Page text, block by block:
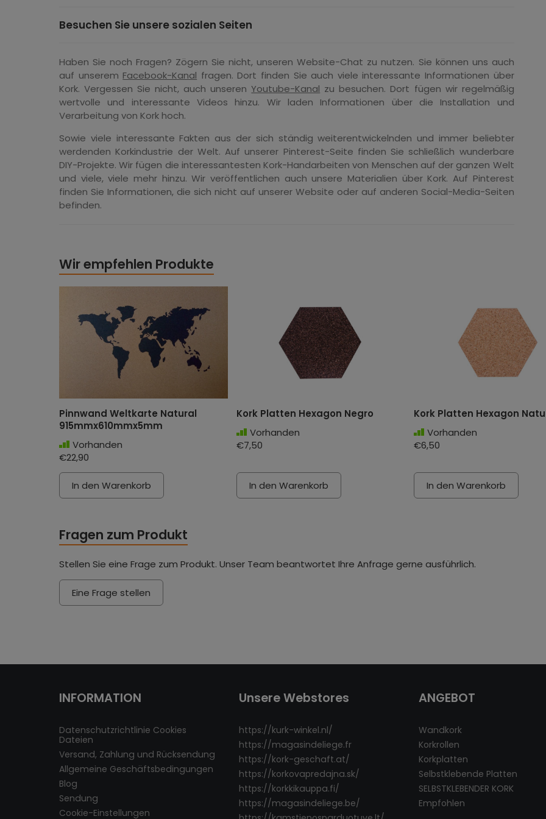
Besuchen Sie unsere sozialen Seiten
Haben Sie noch Fragen? Zögern Sie nicht, unseren Website-Chat zu nutzen. Sie können uns auch
auf unserem Facebook-Kanal fragen. Dort finden Sie auch viele interessante Informationen über
Kork. Vergessen Sie nicht, auch unserenYoutube-Kanal zu besuchen. Dort fügen wir regelmäßig
wertvolle und interessante Videos hinzu. Wir laden Informationen über die Installation und
Verarbeitung von Kork hoch.
Sowie viele interessante Fakten aus der sich ständig weiterentwickelnden und immer beliebter
werdenden Korkindustrie der Welt. Auf unserer Pinterest-Seite finden Sie schließlich wunderbare
DIY-Projekte. Wir fügen die interessantesten Kork-Handarbeiten von Menschen auf der ganzen Welt
und viele, viele mehr hinzu. Wir veröffentlichen auch unsere Materialien über Kork. Auf Pinterest
finden Sie Informationen, die sich nicht auf unserer Website oder auf anderen Social-Media-Seiten
befinden.
Wir empfehlen Produkte
Pinnwand Weltkarte Natural
915mmx610mmx5mm
Vorhanden
€22,90
In den Warenkorb
Kork Platten Hexagon Negro
Vorhanden
€7,50
In den Warenkorb
Kork Platten Hexagon
Vorhanden
€6,50
In den Warenkorb
Fragen zum Produkt
Stellen Sie eine Frage zum Produkt. Unser Team beantwortet Ihre Anfrage gerne ausführlich.
Eine Frage stellen
INFORMATION
Datenschutzrichtlinie Cookies
Dateien
Versand, Zahlung und Rücksendung
Allgemeine Geschäftsbedingungen
Blog
Sendung
Cookie-Einstellungen
Unsere Webstores
https://kurk-winkel.nl/
https://magasindeliege.fr
https://kork-geschaft.at/
https://korkovapredajna.sk/
https://korkkikauppa.fi/
https://magasindeliege.be/
ANGEBOT
Wandkork
Korkrollen
Korkplatten
Selbstklebende Platten
SELBSTKLEBENDER KORK
Empfohlen